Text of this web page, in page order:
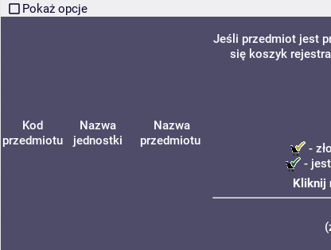
Pokaż opcje
Kod
przedmiotu
Nazwa
jednostki
Nazwa
przedmiotu
Jeśli przedmiot jest
się koszyk
-
-
Kliknij